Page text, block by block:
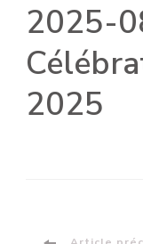
2025-
2025